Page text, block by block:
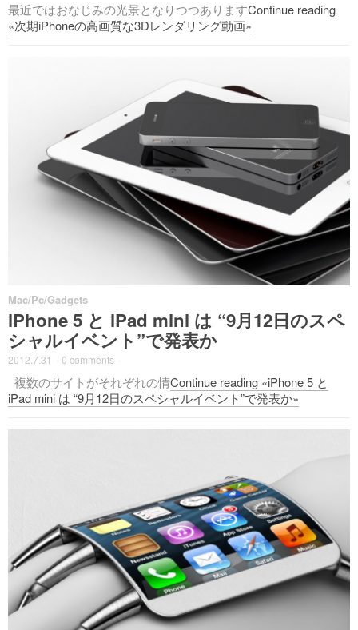
最近ではおなじみの光景となりつつありますContinue reading
«次期iPhoneの高画質な3Dレンダリング動画»
Mac/Pc/Gadgets
iPhone 5 と iPad mini は “9月12日のスペ
シャルイベント”で発表か
2012.7.31 0 comments
複数のサイトがそれぞれの情Continue reading «iPhone 5 と
iPad mini は “9月12日のスペシャルイベント”で発表か»